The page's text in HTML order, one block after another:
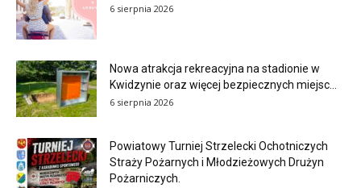
6 sierpnia 2026
Nowa atrakcja rekreacyjna na stadionie w
Kwidzynie oraz więcej bezpiecznych miejsc...
6 sierpnia 2026
Powiatowy Turniej Strzelecki Ochotniczych
Straży Pożarnych i Młodzieżowych Drużyn
Pożarniczych.